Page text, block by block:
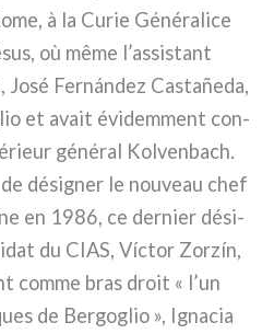
à la Curie Généralice
où même l’assistant
José Fernández Castañeda,
et avait évi­dem­ment con­
géné­ral Kolvenbach.
dési­gner le nou­veau chef
en 1986, ce der­nier dési­
du CIAS, Víctor Zorzín,
com­me bras droit « l’un
de Bergoglio », Ignacia